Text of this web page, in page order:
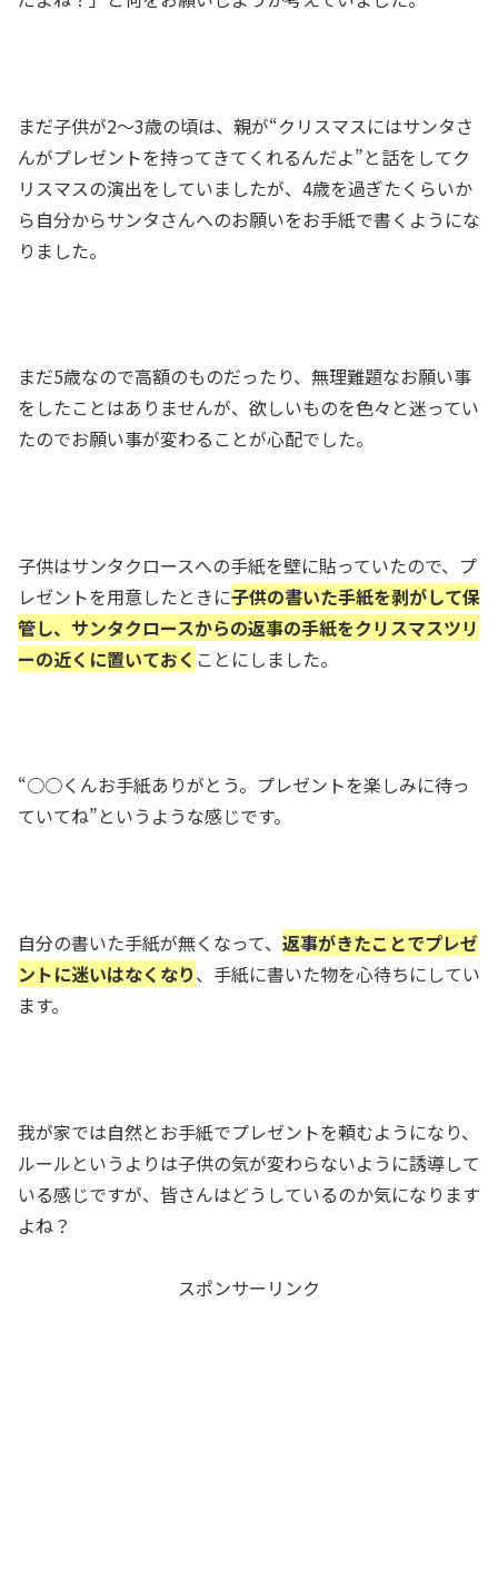
まだ子供が2～3歳の頃は、親が“クリスマスにはサンタさ
んがプレゼントを持ってきてくれるんだよ”と話をしてク
リスマスの演出をしていましたが、4歳を過ぎたくらいか
ら自分からサンタさんへのお願いをお手紙で書くようにな
りました。
まだ5歳なので高額のものだったり、無理難題なお願い事
をしたことはありませんが、欲しいものを色々と迷ってい
たのでお願い事が変わることが心配でした。
子供はサンタクロースへの手紙を壁に貼っていたので、プ
レゼントを用意したときに子供の書いた手紙を剥がして保
管し、サンタクロースからの返事の手紙をクリスマスツリ
ーの近くに置いておく ことにしました。
“○○くんお手紙ありがとう。プレゼントを楽しみに待っ
ていてね”というような感じです。
自分の書いた手紙が無くなって、 返事がきたことでプレゼ
ントに迷いはなくなり、手紙に書いた物を心待ちにしてい
ます。
我が家では自然とお手紙でプレゼントを頼むようになり、
ルールというよりは子供の気が変わらないように誘導して
いる感じですが、皆さんはどうしているのか気になります
よね？
スポンサーリンク